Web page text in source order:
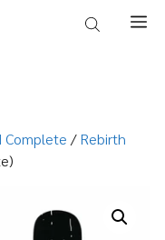
Complete /Rebirth